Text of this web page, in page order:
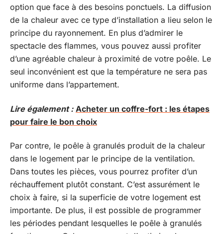
option que face à des besoins ponctuels. La diffusion
de la chaleur avec ce type d’installation a lieu selon le
principe du rayonnement. En plus d’admirer le
spectacle des flammes, vous pouvez aussi profiter
d’une agréable chaleur à proximité de votre poêle. Le
seul inconvénient est que la température ne sera pas
uniforme dans l’appartement.
Lire également : Acheter un coffre-fort : les étapes
pour faire le bon choix
Par contre, le poêle à granulés produit de la chaleur
dans le logement par le principe de la ventilation.
Dans toutes les pièces, vous pourrez profiter d’un
réchauffement plutôt constant. C’est assurément le
choix à faire, si la superficie de votre logement est
importante. De plus, il est possible de programmer
les périodes pendant lesquelles le poêle à granulés